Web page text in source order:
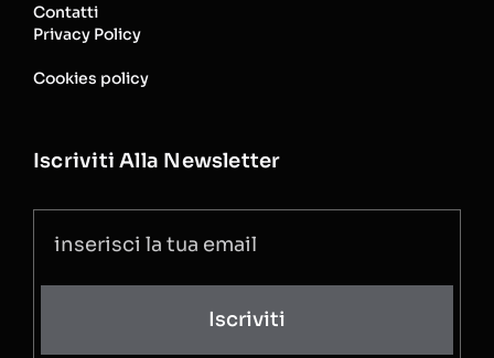
Contatti
Privacy Policy
Cookies policy
Iscriviti Alla Newsletter
Iscriviti